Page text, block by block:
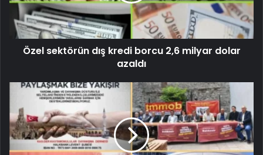
Özel sektörün dış kredi borcu 2,6 milyar dolar
azaldı